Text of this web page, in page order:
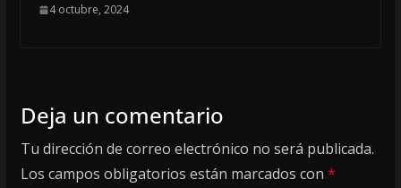
4 octubre, 2024
Deja un comentario
Tu dirección de correo electrónico no será publicada.
Los campos obligatorios están marcados con *